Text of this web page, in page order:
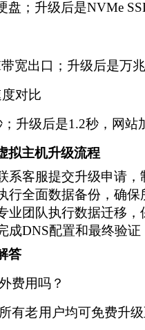
盘；升级后是NVMe
宽出口；升级后是万
对比
升级后是1.2秒，网站
拟主机升级流程
系客服提交升级申请
行全面数据备份，确
业团队执行数据迁移
成DNS配置和最终验
答
费用吗？
有老用户均可免费升